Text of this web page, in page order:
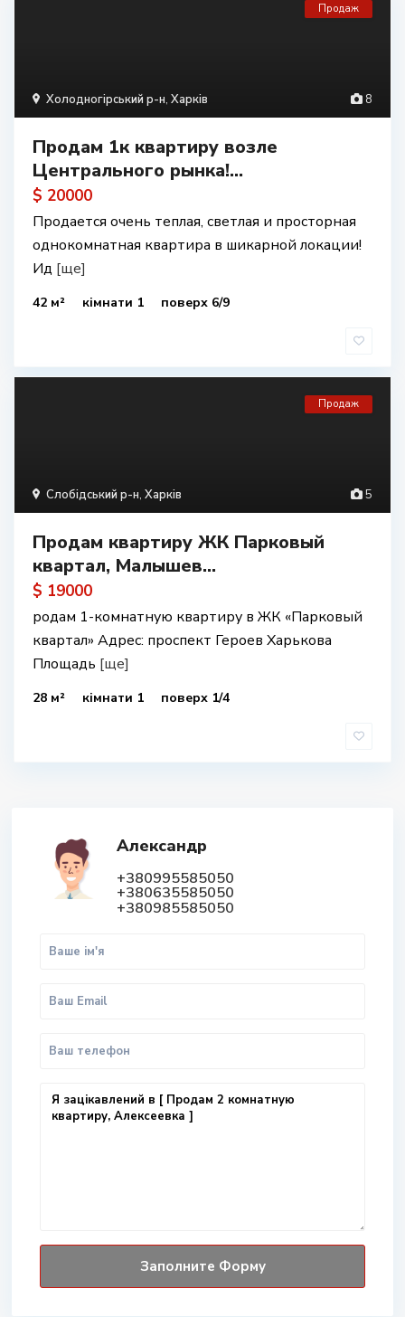
8
Холодногірський р-н, Харків
Продаж
Продам 1к квартиру возле
Центрального рынка!...
$ 20000
Продается очень теплая, светлая и просторная
однокомнатная квартира в шикарной локации!
Ид [ще]
42 м² кімнати 1 поверх 6/9
5
Слобідський р-н, Харків
Продаж
Продам квартиру ЖК Парковый
квартал, Малышев...
$ 19000
родам 1-комнатную квартиру в ЖК «Парковый
квартал» Адрес: проспект Героев Харькова
Площадь [ще]
28 м² кімнати 1 поверх 1/4
Александр
+380995585050
+380635585050
+380985585050